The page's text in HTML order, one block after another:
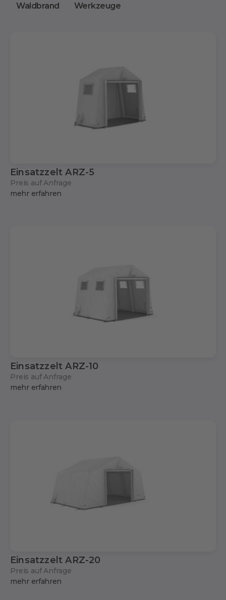
Waldbrand Werkzeuge
Einsatzzelt ARZ-5
Preis auf Anfrage
mehr erfahren
Einsatzzelt ARZ-10
Preis auf Anfrage
mehr erfahren
Einsatzzelt ARZ-20
Preis auf Anfrage
mehr erfahren